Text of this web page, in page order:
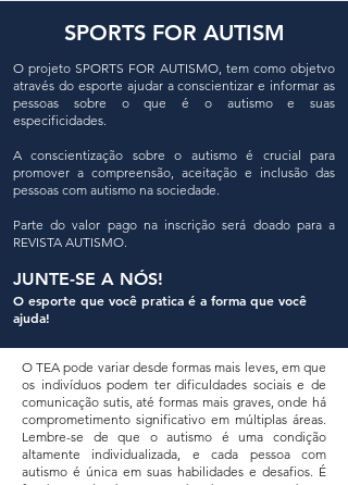
SPORTS FOR AUTISM
O projeto SPORTS FOR AUTISMO, tem como objetvo
através do esporte ajudar a conscientizar e informar as
pessoas sobre o que é o autismo e suas
especificidades.
A conscientização sobre o autismo é crucial para
promover a compreensão, aceitação e inclusão das
pessoas com autismo na sociedade.
Parte do valor pago na inscrição será doado para a
REVISTA AUTISMO.
JUNTE-SE A NÓS!
O esporte que você pratica é a forma que você
ajuda!
O TEA pode variar desde formas mais leves, em que
os indivíduos podem ter dificuldades sociais e de
comunicação sutis, até formas mais graves, onde há
comprometimento significativo em múltiplas áreas.
Lembre-se de que o autismo é uma condição
altamente individualizada, e cada pessoa com
autismo é única em suas habilidades e desafios. É